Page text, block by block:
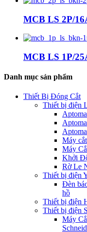
MCB LS 2P/
MCB LS 1P/
Danh mục sản phẩm
Thiết Bị Đóng Cắt
Thiết bị điện
Máy
Máy
Khởi
Rờ Le
Thiết bị điện
Đèn
hồ
Thiết bị điện
Thiết bị điện
Máy